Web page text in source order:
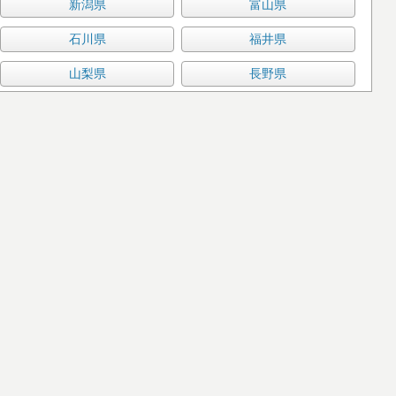
新潟県 富山県
石川県 福井県
山梨県 長野県